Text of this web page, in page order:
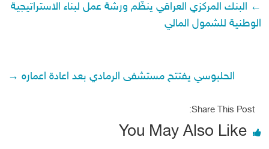
← البنك المركزي العراقي ينظّم ورشة عمل لبناء الاستراتيجية
الوطنية للشمول المالي
الحلبوسي يفتتح مستشفى الرمادي بعد اعادة اعماره →
Share This Post:
You May Also Like